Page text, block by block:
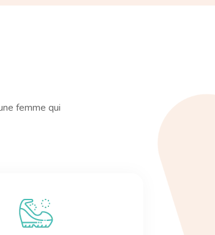
femme qui